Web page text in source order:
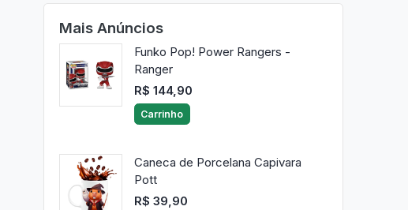
Mais Anúncios
Funko Pop! Power Rangers -
Ranger
R$ 144,90
Carrinho
Caneca de Porcelana Capivara
Pott
R$ 39,90